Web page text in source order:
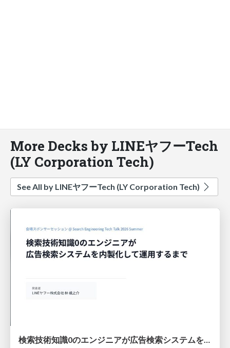
More Decks by LINEヤフーTech
(LY Corporation Tech)
See All by LINEヤフーTech (LY Corporation Tech)
検索技術知識0のエンジニアが広告検索システムを内製化して運用するまで